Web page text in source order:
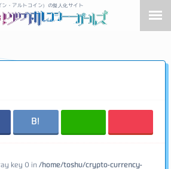
ン・アルトコイン）の擬人化サイト
key 0 in /home/toshu/crypto-currency-